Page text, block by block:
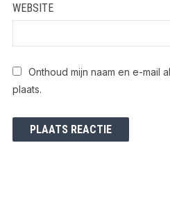
WEBSITE
Onthoud mijn naam en e-mail
plaats.